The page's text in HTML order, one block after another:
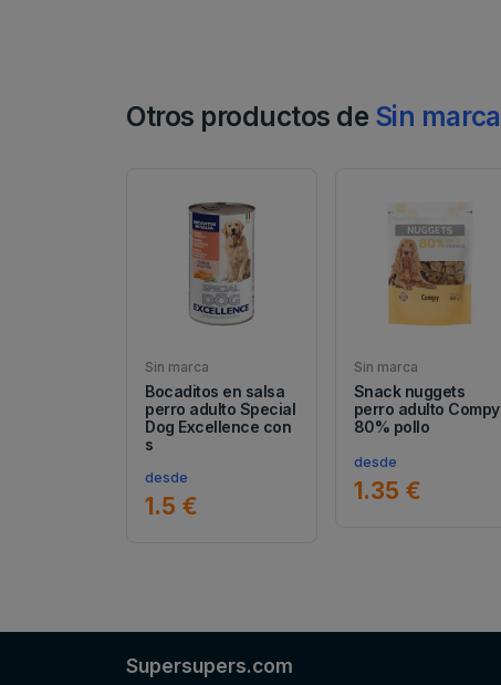
Otros productos de Sin marca
Sin marca
Bocaditos en salsa
perro adulto Special
Dog Excellence con
s
desde
1.5 €
Sin marca
Snack nuggets
perro adulto Compy
80% pollo
desde
1.35 €
Supersupers.com